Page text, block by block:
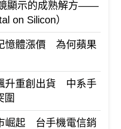
顯示的成熟解方——
on Silicon）
憶體漲價 為何蘋果
升重創出貨 中系手
圍
崛起 台手機電信銷